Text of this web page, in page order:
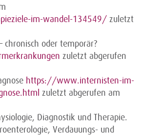
im-wandel-134549/ zuletzt
oder temporär?
zuletzt abgerufen
https://www.internisten-im-
zuletzt abgerufen am
Diagnostik und Therapie.
Verdauungs- und